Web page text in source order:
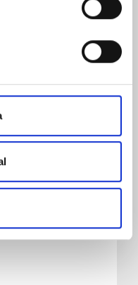
Byggteknik-
inom